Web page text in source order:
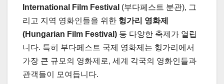
International Film Festival (부다페스트 분관), 그
리고 지역 영화인들을 위한 헝가리 영화제
(Hungarian Film Festival) 등 다양한 축제가 열립
니다. 특히 부다페스트 국제 영화제는 헝가리에서
가장 큰 규모의 영화제로, 세계 각국의 영화인들과
관객들이 모여듭니다.